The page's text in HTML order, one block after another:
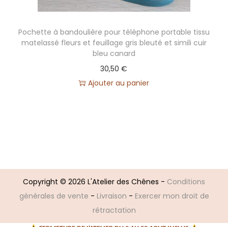
Pochette à bandoulière pour téléphone portable tissu
matelassé fleurs et feuillage gris bleuté et simili cuir
bleu canard
30,50€
Ajouter au panier
Copyright © 2026 L'Atelier des Chênes - Conditions
générales de vente - Livraison - Exercer mon droit de
rétractation